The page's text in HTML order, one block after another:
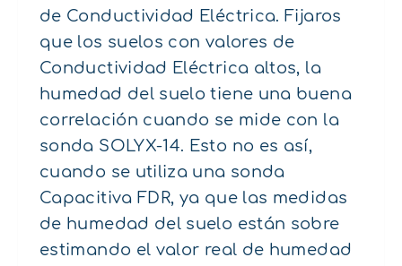
de Conductividad Eléctrica. Fijaros
que los suelos con valores de
Conductividad Eléctrica altos, la
humedad del suelo tiene una buena
correlación cuando se mide con la
sonda SOLYX-14. Esto no es así,
cuando se utiliza una sonda
Capacitiva FDR, ya que las medidas
de humedad del suelo están sobre
estimando el valor real de humedad